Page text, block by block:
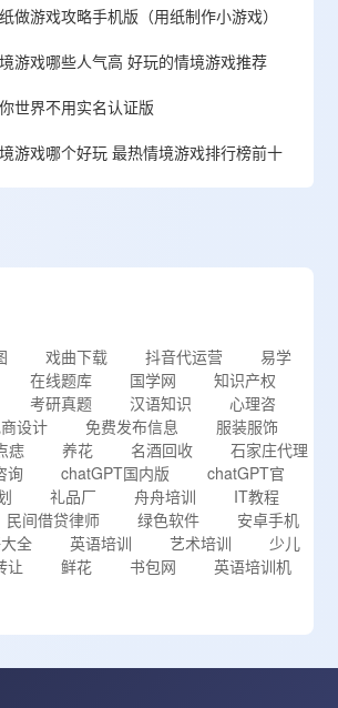
做游戏攻略手机版（用纸制作小游戏）
游戏哪些人气高 好玩的情境游戏推荐
世界不用实名认证版
游戏哪个好玩 最热情境游戏排行榜前十
戏曲下载 抖音代运营
易学
在线题库 国学网
知识产权
考研真题 汉语知识
心理咨
设计 免费发布信息
服装服饰
痣 养花 名酒回收
石家庄代理
询 chatGPT国内版
chatGPT官
礼品厂 舟舟培训
IT教程
民间借贷律师 绿色软件
安卓手机
全 英语培训 艺术培训
少儿
让 鲜花 书包网
英语培训机